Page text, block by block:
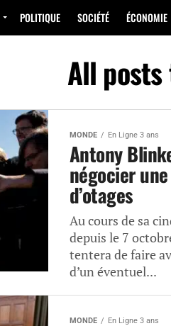
POLITIQUE SOCIÉTÉ ÉCONOMIE
All posts
MONDE En Ligne 3 ans
Antony
négocier
d’otages
Au cours de sa
depuis le 7
tentera de faire
d’un éventuel...
MONDE En Ligne 3 ans